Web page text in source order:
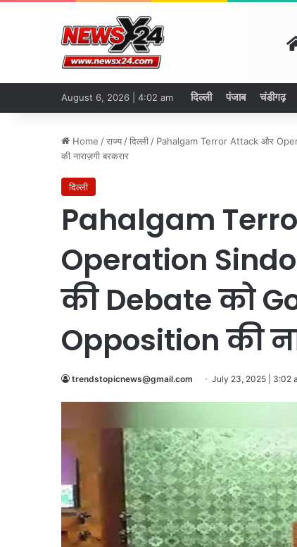
August 6, 2026 | 4:02 am दिल्ली पंजाब चंडीगढ़
Home /राज्य /दिल्ली / Pahalgam Terror Attack और
की नाराज़गी बरकरार
दिल्ली
Pahalgam
Operation
की Debate को
Opposition की
trendstopicnews@gmail.com July 23, 2025 | 3:02